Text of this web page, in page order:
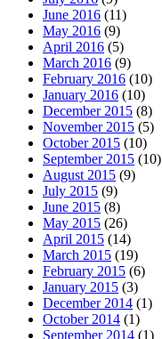
June 2016 (11)
May 2016 (9)
April 2016 (5)
March 2016 (9)
February 2016 (10)
January 2016 (10)
December 2015 (8)
November 2015 (5)
October 2015 (10)
September 2015 (10)
August 2015 (9)
July 2015 (9)
June 2015 (8)
May 2015 (26)
April 2015 (14)
March 2015 (19)
February 2015 (6)
January 2015 (3)
December 2014 (1)
October 2014 (1)
September 2014 (1)